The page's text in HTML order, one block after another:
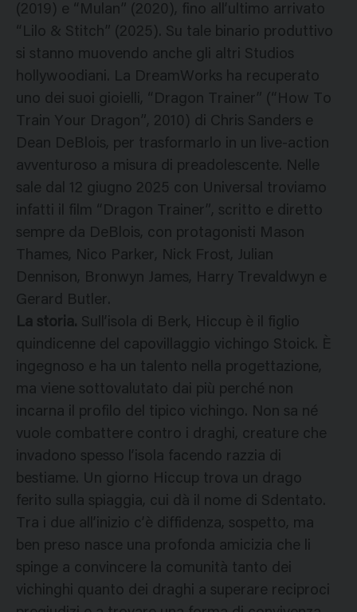
(2019) e “Mulan” (2020), fino all’ultimo arrivato
“Lilo & Stitch” (2025). Su tale binario produttivo
si stanno muovendo anche gli altri Studios
hollywoodiani. La DreamWorks ha recuperato
uno dei suoi gioielli, “Dragon Trainer” (“How To
Train Your Dragon”, 2010) di Chris Sanders e
Dean DeBlois, per trasformarlo in un live-action
avventuroso a misura di preadolescente. Nelle
sale dal 12 giugno 2025 con Universal troviamo
infatti il film “Dragon Trainer”, scritto e diretto
sempre da DeBlois, con protagonisti Mason
Thames, Nico Parker, Nick Frost, Julian
Dennison, Bronwyn James, Harry Trevaldwyn e
Gerard Butler.
La storia. Sull’isola di Berk, Hiccup è il figlio
quindicenne del capovillaggio vichingo Stoick. È
ingegnoso e ha un talento nella progettazione,
ma viene sottovalutato dai più perché non
incarna il profilo del tipico vichingo. Non sa né
vuole combattere contro i draghi, creature che
invadono spesso l’isola facendo razzia di
bestiame. Un giorno Hiccup trova un drago
ferito sulla spiaggia, cui dà il nome di Sdentato.
Tra i due all’inizio c’è diffidenza, sospetto, ma
ben preso nasce una profonda amicizia che li
spinge a convincere la comunità tanto dei
vichinghi quanto dei draghi a superare reciproci